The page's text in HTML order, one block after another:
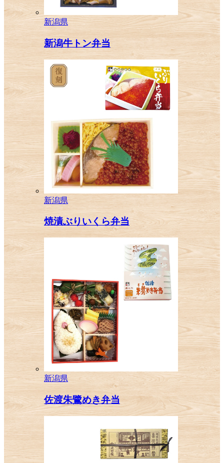
新潟県
新潟牛トン弁当
新潟県
焼漬ぶりいくら弁当
新潟県
佐渡朱鷺めき弁当